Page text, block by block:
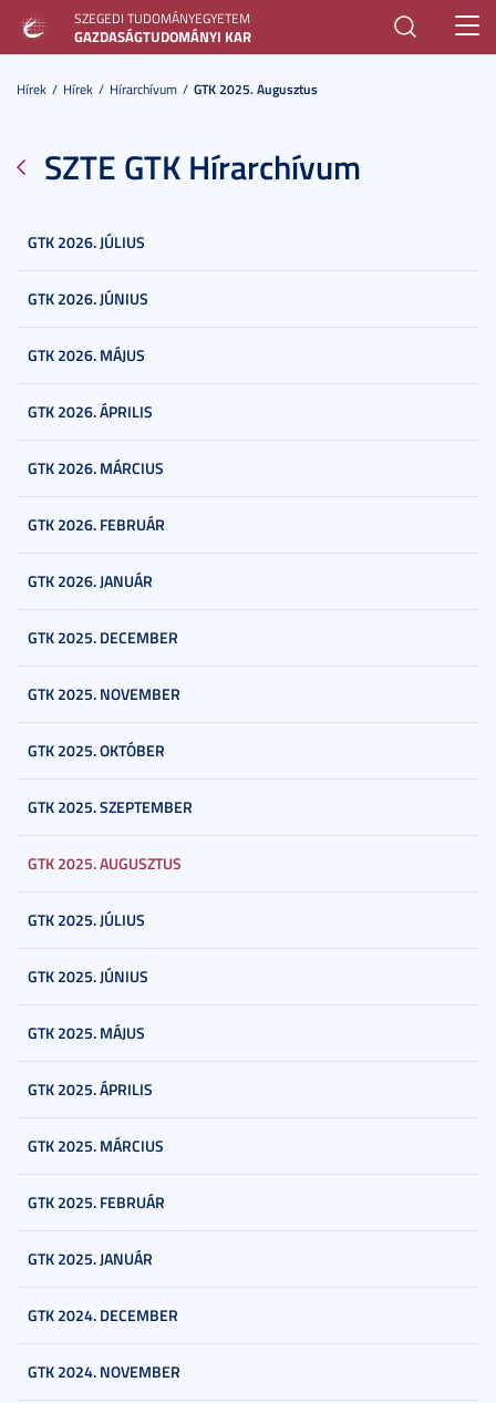
SZEGEDI TUDOMÁNYEGYETEM
GAZDASÁGTUDOMÁNYI KAR
Hírek Hírek Hírarchívum GTK 2025. Augusztus
SZTE GTK Hírarchívum
GTK 2026. JÚLIUS
GTK 2026. JÚNIUS
GTK 2026. MÁJUS
GTK 2026. ÁPRILIS
GTK 2026. MÁRCIUS
GTK 2026. FEBRUÁR
GTK 2026. JANUÁR
GTK 2025. DECEMBER
GTK 2025. NOVEMBER
GTK 2025. OKTÓBER
GTK 2025. SZEPTEMBER
GTK 2025. AUGUSZTUS
GTK 2025. JÚLIUS
GTK 2025. JÚNIUS
GTK 2025. MÁJUS
GTK 2025. ÁPRILIS
GTK 2025. MÁRCIUS
GTK 2025. FEBRUÁR
GTK 2025. JANUÁR
GTK 2024. DECEMBER
GTK 2024. NOVEMBER